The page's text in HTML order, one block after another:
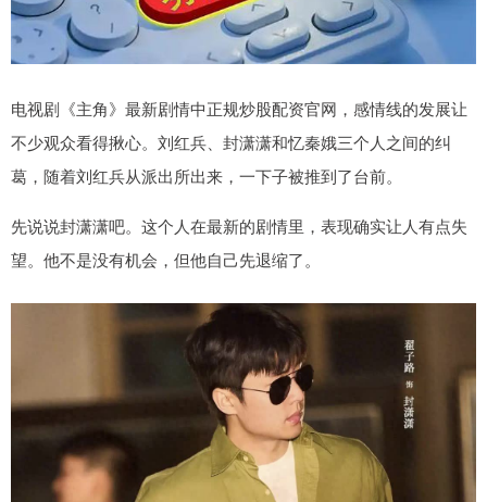
电视剧《主角》最新剧情中正规炒股配资官网，感情线的发展让
不少观众看得揪心。刘红兵、封潇潇和忆秦娥三个人之间的纠
葛，随着刘红兵从派出所出来，一下子被推到了台前。
先说说封潇潇吧。这个人在最新的剧情里，表现确实让人有点失
望。他不是没有机会，但他自己先退缩了。